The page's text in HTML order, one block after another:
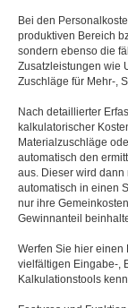
Bei den
produktiven Bereich
sondern ebenso die
Zusatzleistungen wie
Zuschläge für Mehr-,
Nach detaillierter
kalkulatorischer
Materialzuschläge
automatisch den
aus. Dieser wird
automatisch in einen
nur ihre
Gewinnanteil
Werfen Sie hier einen
vielfältigen Eingabe-,
Kalkulationstools